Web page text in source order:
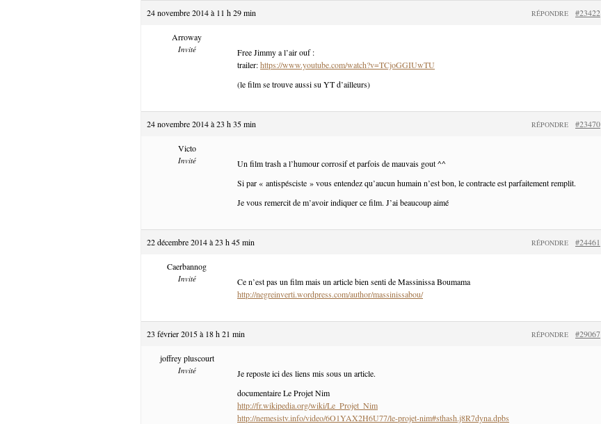
24 novembre 2014 à 11 h 29 min #23422
RÉPONDRE
Arroway
Invité
Free Jimmy a l’air ouf :
trailer:https://www.youtube.com/watch?v=TCjoGGIUwTU
(le film se trouve aussi su YT d’ailleurs)
24 novembre 2014 à 23 h 35 min #23470
RÉPONDRE
Victo
Invité
Un film trash a l’humour corrosif et parfois de mauvais gout ^^
Si par « antispésciste » vous entendez qu’aucun humain n’est bon, le contracte est parfaitement remplit.
Je vous remercit de m’avoir indiquer ce film. J’ai beaucoup aimé
22 décembre 2014 à 23 h 45 min #24461
RÉPONDRE
Caerbannog
Invité
Ce n’est pas un film mais un article bien senti de Massinissa Boumama
http://negreinverti.wordpress.com/author/massinissabou/
23 février 2015 à 18 h 21 min #29067
RÉPONDRE
joffrey pluscourt
Invité
Je reposte ici des liens mis sous un article.
documentaire Le Projet Nim
http://fr.wikipedia.org/wiki/Le_Projet_Nim
http://nemesistv.info/video/6O1YAX2H6U77/le-projet-nim#sthash.j8R7dyna.dpbs